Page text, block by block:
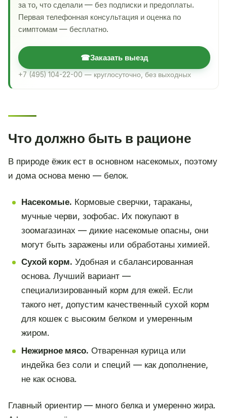
за то, что сделали — без подписки и предоплаты.
Первая телефонная консультация и оценка по
симптомам — бесплатно.
☎Заказать выезд
+7 (495) 104-22-00 — круглосуточно, без выходных
Что должно быть в рационе
В природе ёжик ест в основном насекомых, поэтому
и дома основа меню — белок.
Насекомые. Кормовые сверчки, тараканы,
мучные черви, зофобас. Их покупают в
зоомагазинах — дикие насекомые опасны, они
могут быть заражены или обработаны химией.
Сухой корм. Удобная и сбалансированная
основа. Лучший вариант —
специализированный корм для ежей. Если
такого нет, допустим качественный сухой корм
для кошек с высоким белком и умеренным
жиром.
Нежирное мясо. Отваренная курица или
индейка без соли и специй — как дополнение,
не как основа.
Главный ориентир — много белка и умеренно жира.